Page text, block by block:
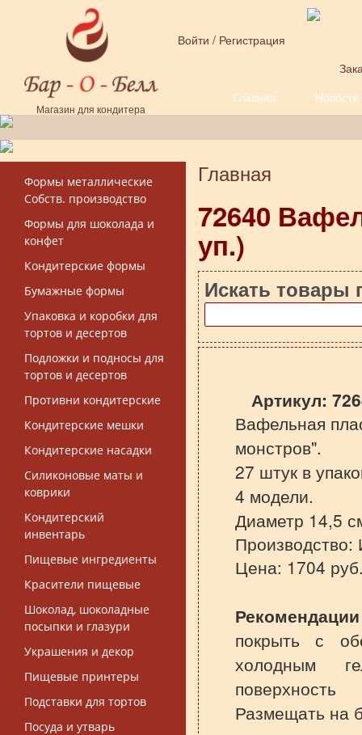
Перейти к основному содержанию
Магазин для кондитера
Войти / Регистрация
Главная
Новости
Форма поиска
Формы металлические
Собств. производство
Формы для шоколада и
конфет
Кондитерские формы
Бумажные формы
Упаковка и коробки для
тортов и десертов
Подложки и подносы для
тортов и десертов
Противни кондитерские
Кондитерские мешки
Кондитерские насадки
Силиконовые маты и
коврики
Кондитерский
инвентарь
Пищевые ингредиенты
Красители пищевые
Шоколад, шоколадные
посыпки и глазури
Украшения и декор
Пищевые принтеры
Подставки для тортов
Посуда и утварь
Вы здесь
Главная
72640
уп.)
Искать товары
Артикул:
Вафельная
монстров".
27 штук в
4 модели.
Диаметр 14,5
Производство:
Цена: 1704
покрыть с
холодным
Размещать на